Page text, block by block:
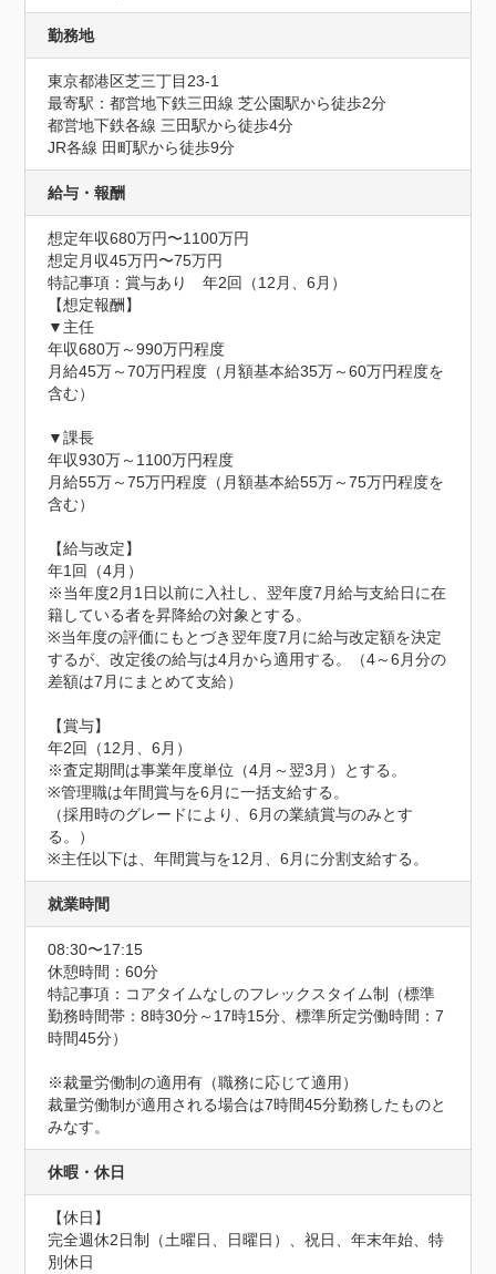
勤務地
東京都港区芝三丁目23-1
最寄駅：都営地下鉄三田線 芝公園駅から徒歩2分
都営地下鉄各線 三田駅から徒歩4分
JR各線 田町駅から徒歩9分
給与・報酬
想定年収680万円〜1100万円
想定月収45万円〜75万円
特記事項：賞与あり　年2回（12月、6月）
【想定報酬】
▼主任
年収680万～990万円程度
月給45万～70万円程度（月額基本給35万～60万円程度を
含む）
▼課長
年収930万～1100万円程度
月給55万～75万円程度（月額基本給55万～75万円程度を
含む）
【給与改定】
年1回（4月）
※当年度2月1日以前に入社し、翌年度7月給与支給日に在
籍している者を昇降給の対象とする。
※当年度の評価にもとづき翌年度7月に給与改定額を決定
するが、改定後の給与は4月から適用する。（4～6月分の
差額は7月にまとめて支給）
【賞与】
年2回（12月、6月）
※査定期間は事業年度単位（4月～翌3月）とする。
※管理職は年間賞与を6月に一括支給する。
（採用時のグレードにより、6月の業績賞与のみとす
る。）
※主任以下は、年間賞与を12月、6月に分割支給する。
就業時間
08:30〜17:15
休憩時間：60分
特記事項：コアタイムなしのフレックスタイム制（標準
勤務時間帯：8時30分～17時15分、標準所定労働時間：7
時間45分）
※裁量労働制の適用有（職務に応じて適用）
裁量労働制が適用される場合は7時間45分勤務したものと
みなす。
休暇・休日
【休日】
完全週休2日制（土曜日、日曜日）、祝日、年末年始、特
別休日